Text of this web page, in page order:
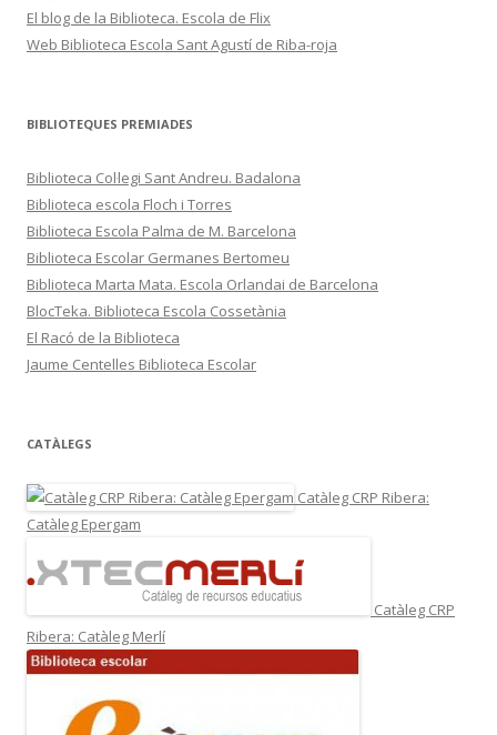
El blog de la Biblioteca. Escola de Flix
Web Biblioteca Escola Sant Agustí de Riba-roja
BIBLIOTEQUES PREMIADES
Biblioteca Col·legi Sant Andreu. Badalona
Biblioteca escola Floch i Torres
Biblioteca Escola Palma de M. Barcelona
Biblioteca Escolar Germanes Bertomeu
Biblioteca Marta Mata. Escola Orlandai de Barcelona
BlocTeka. Biblioteca Escola Cossetània
El Racó de la Biblioteca
Jaume Centelles Biblioteca Escolar
CATÀLEGS
Catàleg CRP Ribera:
Catàleg Epergam
Catàleg CRP
Ribera: Catàleg Merlí